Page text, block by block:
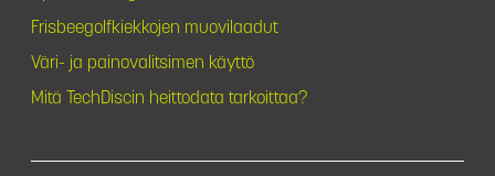
Frisbeegolfkiekkojen muovilaadut
Väri- ja painovalitsimen käyttö
Mitä TechDiscin heittodata tarkoittaa?